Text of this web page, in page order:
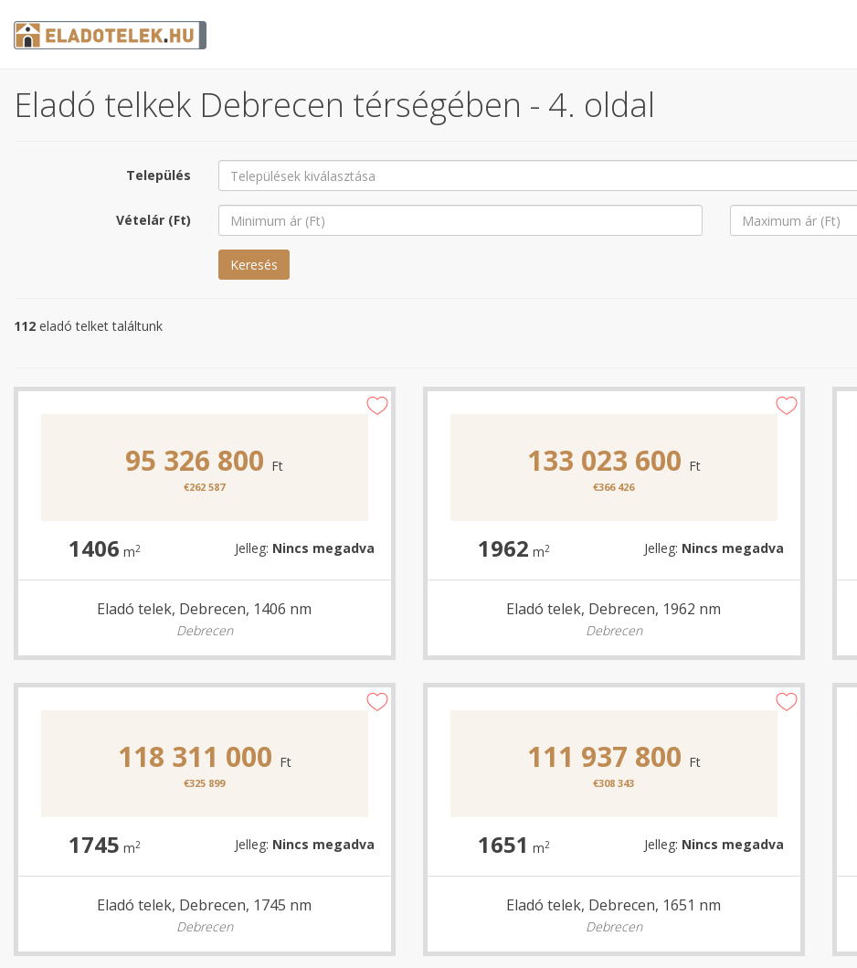
Eladó telkek Debrecen térségében - 4. oldal
Település
Vételár (Ft)
Keresés
112 eladó telket találtunk
95 326 800 Ft
€262 587
1406 m2 Jelleg: Nincs megadva
Eladó telek, Debrecen, 1406 nm
Debrecen
133 023 600 Ft
€366 426
1962 m2 Jelleg: Nincs megadva
Eladó telek, Debrecen, 1962 nm
Debrecen
118 311 000 Ft
€325 899
1745 m2 Jelleg: Nincs megadva
Eladó telek, Debrecen, 1745 nm
Debrecen
111 937 800 Ft
€308 343
1651 m2 Jelleg: Nincs megadva
Eladó telek, Debrecen, 1651 nm
Debrecen